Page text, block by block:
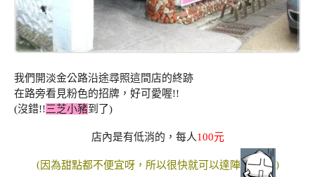
我們開淡金公路沿途尋照這間店的終跡
在路旁看見粉色的招牌，好可愛喔!!
(沒錯!!三芝小豬到了)
店內是有低消的，每人100元
(因為甜點都不便宜呀，所以很快就可以達陣 )